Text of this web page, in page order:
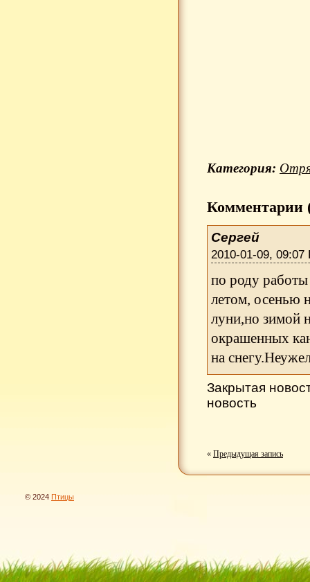
Категория:
Комментарии
Сергей
2010-01-09, 09:07
по роду
летом, осенью
луни,но зимой
окрашенных
на
Закрытая
новость
« Предыдущая запись
© 2024 Птицы